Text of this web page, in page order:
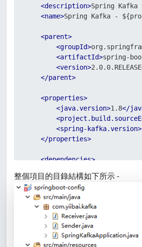
<description>Spring Kafka
<name>Spring Kafka -
<parent>
<groupId>
<artifactId>spring-
<version>2.0.0.RELEASE
</parent>
<properties>
<java.version>1.8</
<
<spring-kafka.version>
</properties>
<dependencies>
<groupId>
<artifactId
</dependency
<dependency
<groupId
<
artifactId >
version >
整個項目的目錄結構如下所示 -